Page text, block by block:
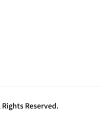
Rights Reserved.